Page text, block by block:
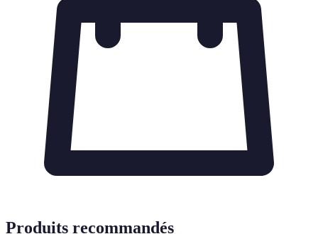
Produits recommandés